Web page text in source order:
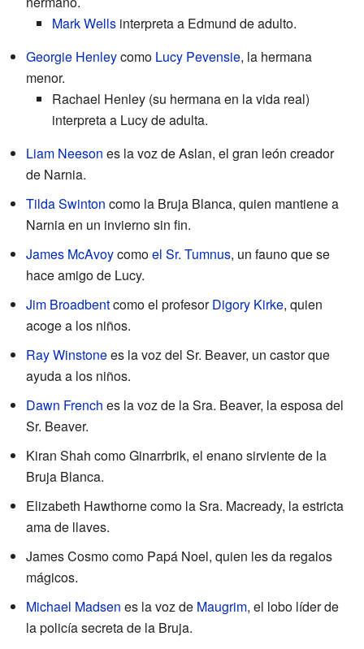
Mark Wells interpreta a Edmund de adulto.
Georgie Henleycomo Lucy Pevensie, la hermana
menor.
Rachael Henley (su hermana en la vida real)
interpreta a Lucy de adulta.
Liam Neeson es la voz de Aslan, el gran león creador
de Narnia.
Tilda Swinton como la Bruja Blanca, quien mantiene a
Narnia en un invierno sin fin.
James McAvoycomoel Sr. Tumnus, un fauno que se
hace amigo de Lucy.
Jim Broadbentcomo el profesorDigory Kirke, quien
acoge a los niños.
Ray Winstonees la voz del Sr. Beaver, un castor que
ayuda a los niños.
Dawn French es la voz de la Sra. Beaver, la esposa del
Sr. Beaver.
Kiran Shah como Ginarrbrik, el enano sirviente de la
Bruja Blanca.
Elizabeth Hawthorne como la Sra. Macready, la estricta
ama de llaves.
James Cosmo como Papá Noel, quien les da regalos
mágicos.
Michael Madsen es la voz de Maugrim, el lobo líder de
la policía secreta de la Bruja.